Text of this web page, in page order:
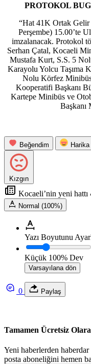
PROTOKOL
“Hat 41K Ortak Gelir
Perşembe) 15.00’te
imzalanacak. Protokol
Serhan Çatal, Kocaeli
Mustafa Kurt, S.S. 5
Karayolu Yolcu Taşıma
Nolu Körfez Minibüs
Kooperatifi Başkanı
Kartepe Minibüs ve
Başkanı
Beğendim Harika
Kızgın
Kocaeli’nin yeni
Normal (100%)
Yazı Boyutunu
Küçük 100% Dev
Varsayılana dön
0 Paylaş
Tamamen Ücretsiz
Yeni haberlerden haberdar
posta aboneliğini hemen